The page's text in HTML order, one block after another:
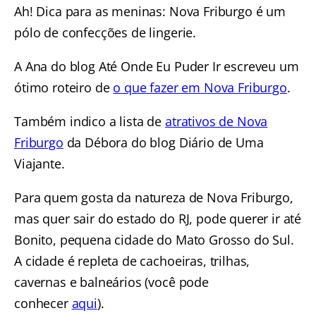
Ah! Dica para as meninas: Nova Friburgo é um
pólo de confecções de lingerie.
A Ana do blog Até Onde Eu Puder Ir escreveu um
ótimo roteiro de o que fazer em Nova Friburgo.
Também indico a lista de atrativos de Nova
Friburgo da Débora do blog Diário de Uma
Viajante.
Para quem gosta da natureza de Nova Friburgo,
mas quer sair do estado do RJ, pode querer ir até
Bonito, pequena cidade do Mato Grosso do Sul.
A cidade é repleta de cachoeiras, trilhas,
cavernas e balneários (você pode
conhecer aqui).